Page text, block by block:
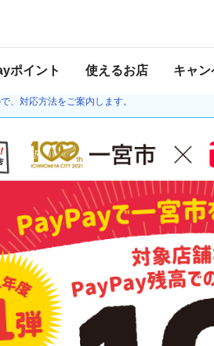
ポイント 使えるお店 キャ
、対応方法をご案内します。